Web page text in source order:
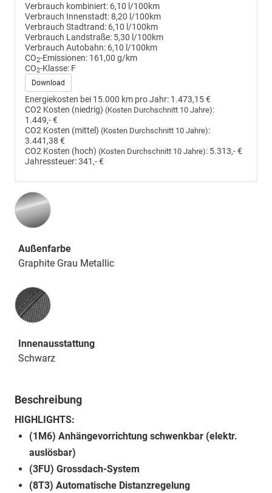
Verbrauch kombiniert: 6,10 l/100km
Verbrauch Innenstadt:8,20 l/100km
Verbrauch Stadtrand: 6,10 l/100km
Verbrauch Landstraße: 5,30 l/100km
Verbrauch Autobahn: 6,10 l/100km
CO2-Emissionen: 161,00 g/km
CO2-Klasse: F
Download
Energiekosten bei 15.000 km pro Jahr: 1.473,15 €
CO2 Kosten (niedrig) (Kosten Durchschnitt 10 Jahre):
1.449,- €
CO2 Kosten (mittel) (Kosten Durchschnitt 10 Jahre):
3.441,38 €
CO2 Kosten (hoch) (Kosten Durchschnitt 10 Jahre): 5.313,- €
Jahressteuer:341,- €
Außenfarbe
Graphite Grau Metallic
Innenausstattung
Innenausstattung
Schwarz
Beschreibung
HIGHLIGHTS:
(1M6) Anhängevorrichtung schwenkbar (elektr.
auslösbar)
(3FU) Grossdach-System
(8T3) Automatische Distanzregelung